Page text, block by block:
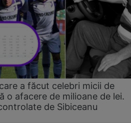
a făcut celebri micii de
o afacere de milioane de lei.
de Sibiceanu